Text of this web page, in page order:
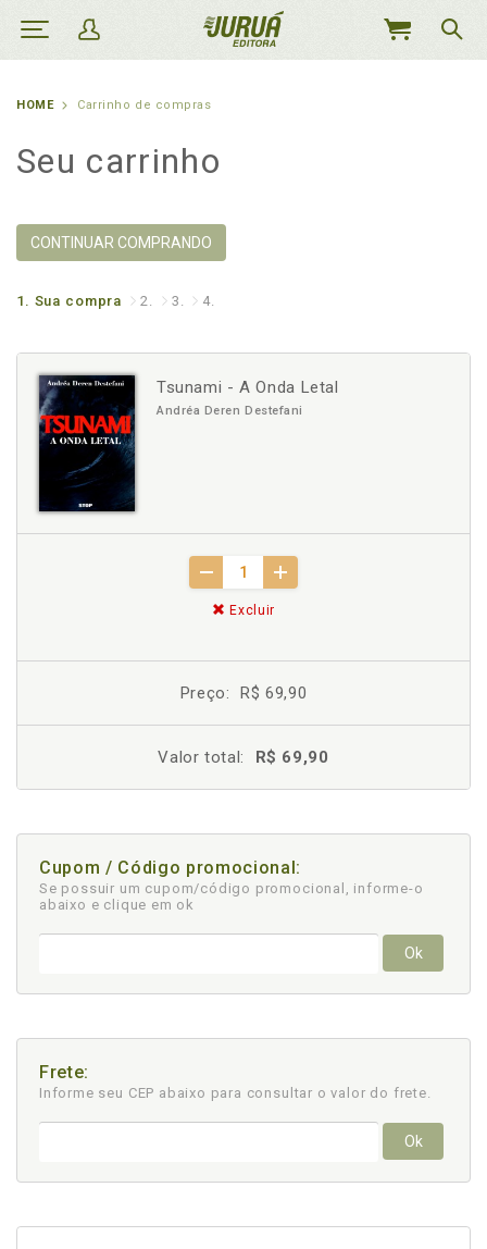
MEU
HOME Carrinho de compras
Seu carrinho
CONTINUAR COMPRANDO
1. Sua compra 2. 3. 4.
Tsunami - A Onda Letal
Andréa Deren Destefani
Excluir
Preço: R$ 69,90
Valor total: R$ 69,90
Cupom / Código promocional:
Se possuir um cupom/código promocional, informe-o
abaixo e clique em ok
Ok
Frete:
Informe seu CEP abaixo para consultar o valor do frete.
Ok